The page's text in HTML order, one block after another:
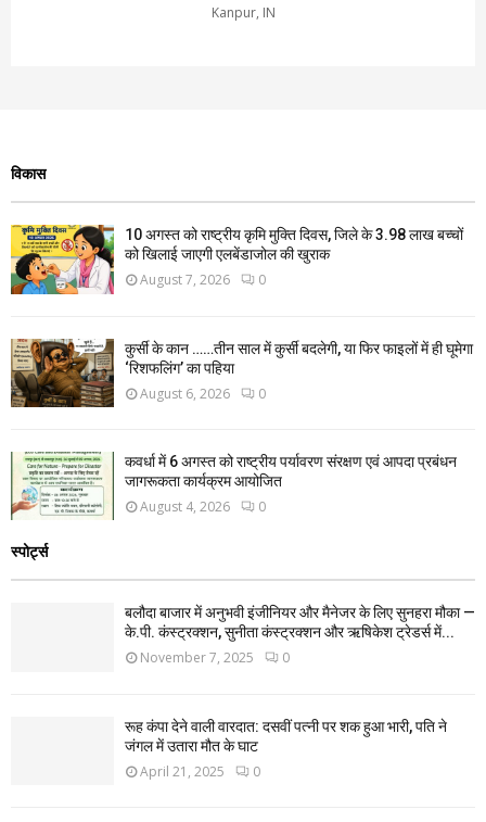
Kanpur, IN
विकास
10 अगस्त को राष्ट्रीय कृमि मुक्ति दिवस, जिले के 3.98 लाख बच्चों
को खिलाई जाएगी एलबेंडाजोल की खुराक
August 7, 2026 0
कुर्सी के कान ……तीन साल में कुर्सी बदलेगी, या फिर फाइलों में ही घूमेगा
‘रिशफलिंग’ का पहिया
August 6, 2026 0
कवर्धा में 6 अगस्त को राष्ट्रीय पर्यावरण संरक्षण एवं आपदा प्रबंधन
जागरूकता कार्यक्रम आयोजित
August 4, 2026 0
स्पोर्ट्स
बलौदा बाजार में अनुभवी इंजीनियर और मैनेजर के लिए सुनहरा मौका —
के.पी. कंस्ट्रक्शन, सुनीता कंस्ट्रक्शन और ऋषिकेश ट्रेडर्स में...
November 7, 2025 0
रूह कंपा देने वाली वारदात: दसवीं पत्नी पर शक हुआ भारी, पति ने
जंगल में उतारा मौत के घाट
April 21, 2025 0